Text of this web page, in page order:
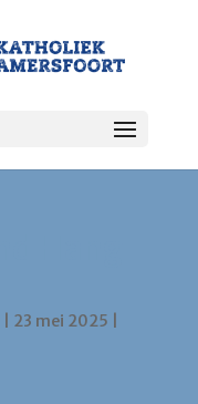
23 mei 2025